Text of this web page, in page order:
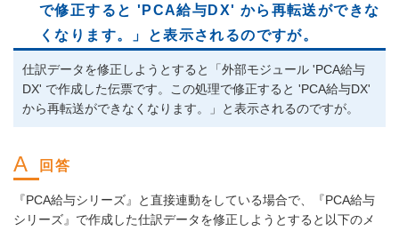
で修正すると 'PCA給与DX' から再転送ができな
くなります。」と表示されるのですが。
仕訳データを修正しようとすると「外部モジュール 'PCA給与
DX' で作成した伝票です。この処理で修正すると 'PCA給与DX'
から再転送ができなくなります。」と表示されるのですが。
『PCA給与シリーズ』と直接連動をしている場合で、『PCA給与
シリーズ』で作成した仕訳データを修正しようとすると以下のメ